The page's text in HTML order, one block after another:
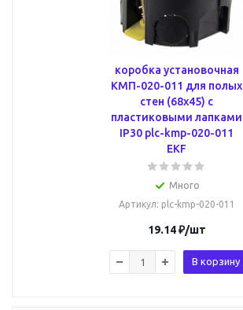
коробка установочная
КМП-020-011 для полых
стен (68х45) с
пластиковыми лапками
IP30 plc-kmp-020-011
EKF
Много
Артикул: plc-kmp-020-011
19.14₽/шт
В корзину